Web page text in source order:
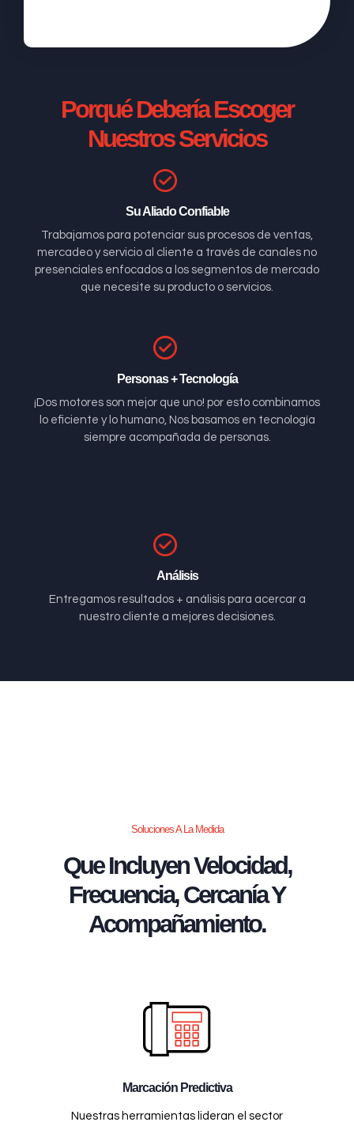
Porqué Debería Escoger
Nuestros Servicios
Su Aliado Confiable
Trabajamos para potenciar sus procesos de ventas,
mercadeo y servicio al cliente a través de canales no
presenciales enfocados a los segmentos de mercado
que necesite su producto o servicios.
Personas + Tecnología
¡Dos motores son mejor que uno! por esto combinamos
lo eficiente y lo humano, Nos basamos en tecnología
siempre acompañada de personas.
Análisis
Entregamos resultados + análisis para acercar a
nuestro cliente a mejores decisiones.
Soluciones A La Medida
Que Incluyen Velocidad,
Frecuencia, Cercanía Y
Acompañamiento.
Marcación Predictiva
Nuestras herramientas lideran el sector